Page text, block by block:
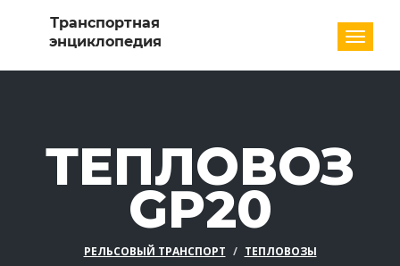
ТЕПЛОВОЗ
GP20
РЕЛЬСОВЫЙ ТРАНСПОРТ ТЕПЛОВОЗЫ